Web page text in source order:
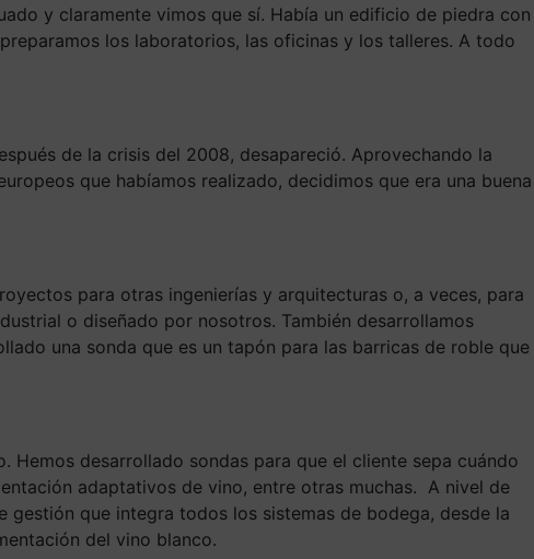
y claramente vimos que sí. Había un edificio de piedra con
los laboratorios, las oficinas y los talleres. A todo
de la crisis del 2008, desapareció. Aprovechando la
que habíamos realizado, decidimos que era una buena
para otras ingenierías y arquitecturas o, a veces, para
o diseñado por nosotros. También desarrollamos
una sonda que es un tapón para las barricas de roble que
Hemos desarrollado sondas para que el cliente sepa cuándo
adaptativos de vino, entre otras muchas. A nivel de
que integra todos los sistemas de bodega, desde la
del vino blanco.